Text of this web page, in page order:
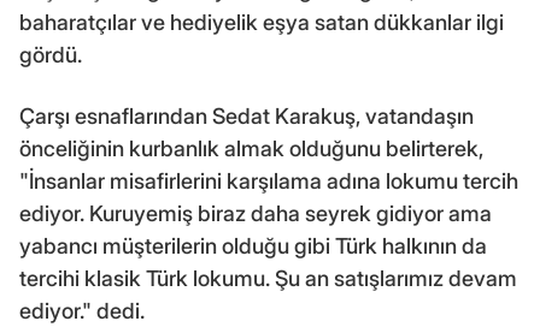
baharatçılar ve hediyelik eşya satan dükkanlar ilgi
gördü.
Çarşı esnaflarından Sedat Karakuş, vatandaşın
önceliğinin kurbanlık almak olduğunu belirterek,
"İnsanlar misafirlerini karşılama adına lokumu tercih
ediyor. Kuruyemiş biraz daha seyrek gidiyor ama
yabancı müşterilerin olduğu gibi Türk halkının da
tercihi klasik Türk lokumu. Şu an satışlarımız devam
ediyor." dedi.